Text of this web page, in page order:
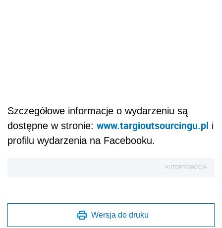
Szczegółowe informacje o wydarzeniu są
dostępne w stronie: www.targioutsourcingu.pl i
profilu wydarzenia na Facebooku.
AUTOPROMOCJA
Wersja do druku